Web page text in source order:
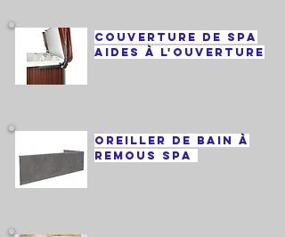
Couverture de spa
aides à l'ouverture
Oreiller de bain à
remous spa